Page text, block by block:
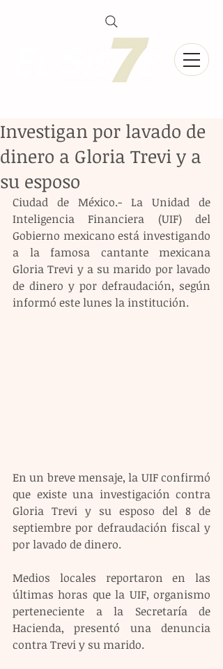
Investigan por lavado de
dinero a Gloria Trevi y a
su esposo
Ciudad de México.- La Unidad de
Inteligencia Financiera (UIF) del
Gobierno mexicano está investigando
a la famosa cantante mexicana
Gloria Trevi y a su marido por lavado
de dinero y por defraudación, según
informó este lunes la institución.
En un breve mensaje, la UIF confirmó
que existe una investigación contra
Gloria Trevi y su esposo del 8 de
septiembre por defraudación fiscal y
por lavado de dinero.
Medios locales reportaron en las
últimas horas que la UIF, organismo
perteneciente a la Secretaría de
Hacienda, presentó una denuncia
contra Trevi y su marido.